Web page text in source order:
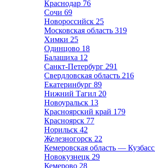
Краснодар 76
Сочи 69
Новороссийск 25
Московская область 319
Химки 25
Одинцово 18
Балашиха 12
Санкт-Петербург 291
Свердловская область 216
Екатеринбург 89
Нижний Тагил 20
Новоуральск 13
Красноярский край 179
Красноярск 77
Норильск 42
Железногорск 22
Кемеровская область — Кузбасс
Новокузнецк 29
Кемерово 28